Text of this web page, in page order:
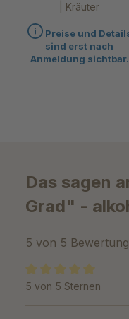
| Kräuter
Preise und
sind erst nach
Anmeldung sichtbar.
Das sagen
Grad" -
5 von 5
Durchschnittliche
5 von 5 Sternen